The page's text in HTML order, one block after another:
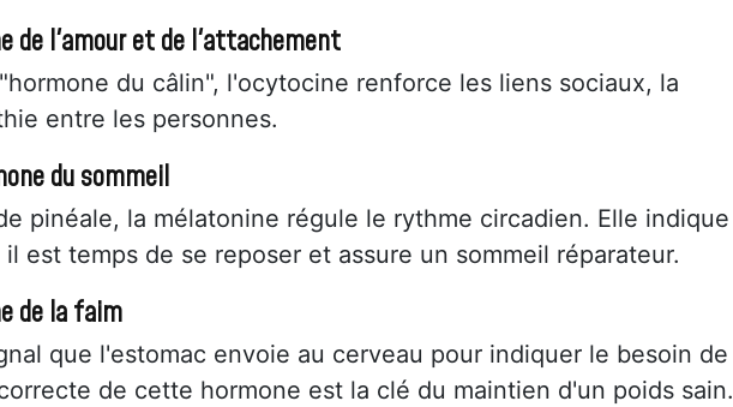
de l'amour et de l'attachement
du câlin", l'ocytocine renforce les liens sociaux, la
entre les personnes.
du sommeil
pinéale, la mélatonine régule le rythme circadien. Elle indique
est temps de se reposer et assure un sommeil réparateur.
de la faim
que l'estomac envoie au cerveau pour indiquer le besoin de
de cette hormone est la clé du maintien d'un poids sain.